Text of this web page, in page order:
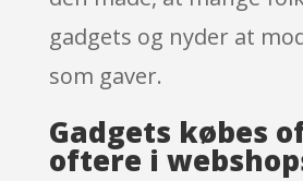
gadgets og nyder at
som gaver.
Gadgets købes
oftere i